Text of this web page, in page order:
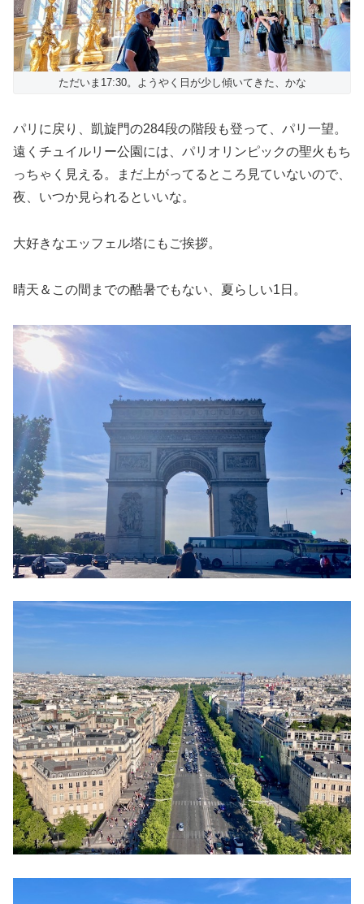
ただいま17:30。ようやく日が少し傾いてきた、かな
パリに戻り、凱旋門の284段の階段も登って、パリ一望。
遠くチュイルリー公園には、パリオリンピックの聖火もち
っちゃく見える。まだ上がってるところ見ていないので、
夜、いつか見られるといいな。
大好きなエッフェル塔にもご挨拶。
晴天＆この間までの酷暑でもない、夏らしい1日。